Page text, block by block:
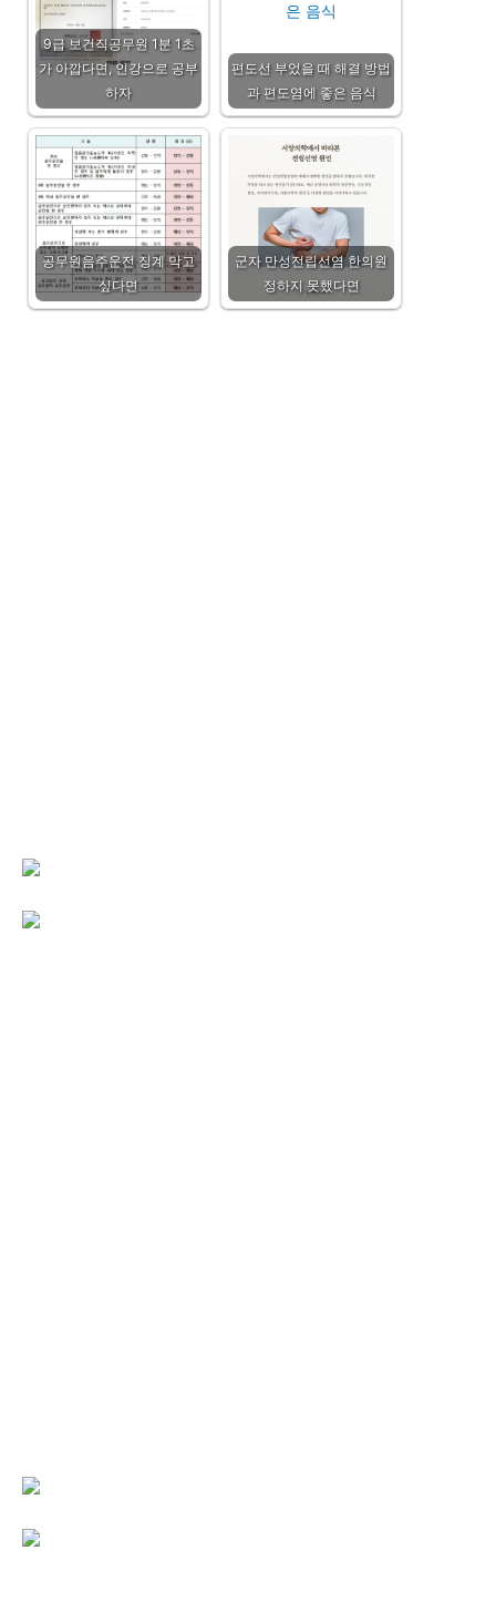
9급 보건직공무원 1분 1초
가 아깝다면, 인강으로 공부
하자
편도선 부었을 때 해결 방법
과 편도염에 좋은 음식
공무원음주운전 징계 막고
싶다면
군자 만성전립선염 한의원
정하지 못했다면